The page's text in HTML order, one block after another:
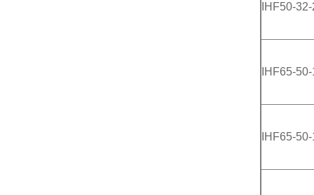
IHF50-
IHF65-
IHF65-